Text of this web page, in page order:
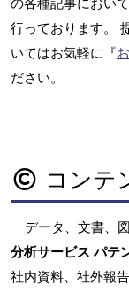
行っております。
いてはお気軽に『
ださい。
コンテ
データ、文書、
分析サービス パテ
社内資料、社外報